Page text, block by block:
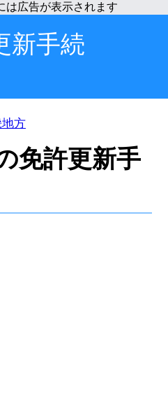
新手続
方
免許更新手